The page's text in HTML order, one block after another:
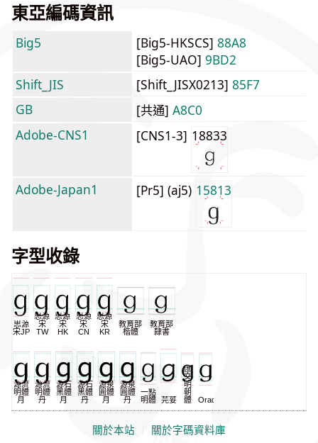
東亞編碼資訊
Big5 [Big5-HKSCS] 88A8
[Big5-UAO] 9BD2
Shift_JIS
[Shift_JISX0213] 85F7
GB
[共通] A8C0
Adobe-CNS1
[CNS1-3] 18833
Adobe-Japan1 [Pr5] (aj5) 15813
字型收錄
思源
宋JP
思源
宋
TW
思源
宋
HK
思源
宋
CN
思源
宋
KR
教育部
楷體
教育部
隸書
源流
明體
月
源流
明體
丹
源石
黑體
月
源石
黑體
丹
源泉
圓體
月
源泉
圓體
丹
一點
明體 芫荽
匯
文
明
朝
體
Oradano
關於本站 關於字碼資料庫